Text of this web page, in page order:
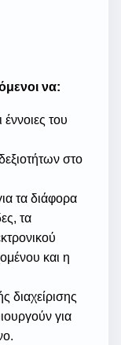
να:
του
στο
τα διάφορα
τα
και η
διαχείρισης
για